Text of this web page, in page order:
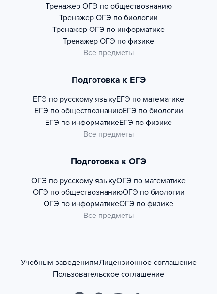
Тренажер ОГЭ по обществознанию
Тренажер ОГЭ по биологии
Тренажер ОГЭ по информатике
Тренажер ОГЭ по физике
Все предметы
Подготовка к ЕГЭ
ЕГЭ по русскому языкуЕГЭ по математике
ЕГЭ по обществознаниюЕГЭ по биологии
ЕГЭ по информатикеЕГЭ по физике
Все предметы
Подготовка к ОГЭ
ОГЭ по русскому языкуОГЭ по математике
ОГЭ по обществознаниюОГЭ по биологии
ОГЭ по информатикеОГЭ по физике
Все предметы
Учебным заведениямЛицензионное соглашение
Пользовательское соглашение